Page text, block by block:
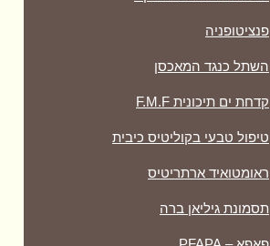
‏פנציטופניה
השתל כנגד המאכסן
קדחת ים תיכונית F.M.F
טיפול טבעי בקוליטיס כיבית
ראומטואיד ארתריטיס
תסמונת גיליאן ברה